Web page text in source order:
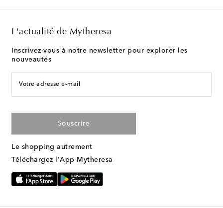
L'actualité de Mytheresa
Inscrivez-vous à notre newsletter pour explorer les
nouveautés
Votre adresse e-mail
Souscrire
Le shopping autrement
Téléchargez l'App Mytheresa